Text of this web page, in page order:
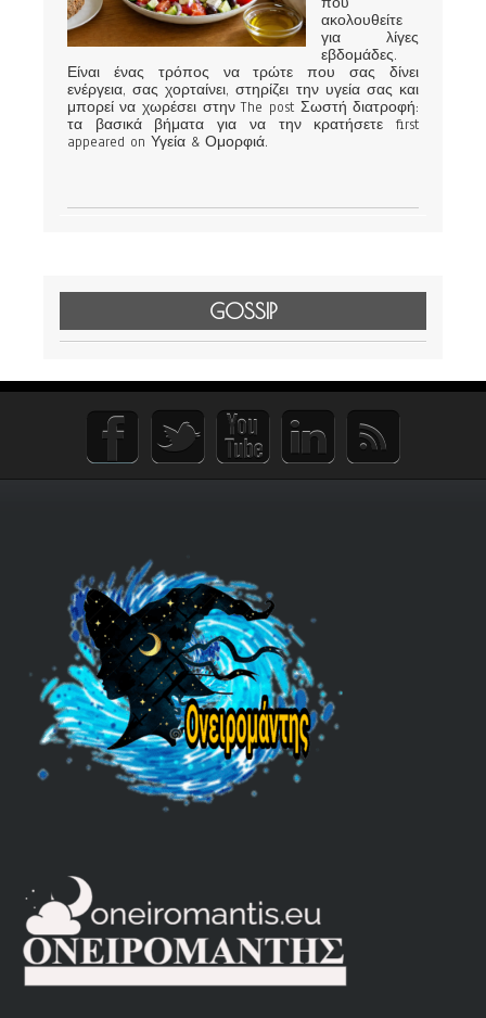
ακολουθείτε
για λίγες
εβδομάδες.
Είναι ένας τρόπος να τρώτε που σας δίνει
ενέργεια, σας χορταίνει, στηρίζει την υγεία σας και
μπορεί να χωρέσει στην The post Σωστή διατροφή:
τα βασικά βήματα για να την κρατήσετε first
appeared on Υγεία & Ομορφιά.
GOSSIP